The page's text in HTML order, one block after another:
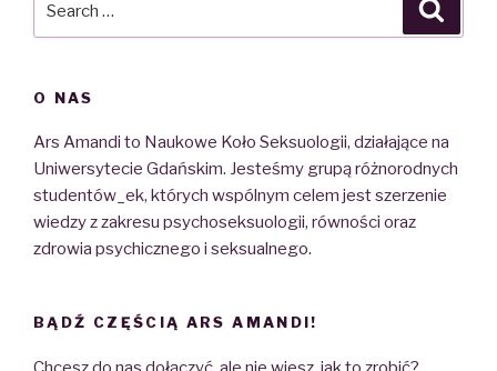
O NAS
Ars Amandi to Naukowe Koło Seksuologii, działające na
Uniwersytecie Gdańskim. Jesteśmy grupą różnorodnych
studentów_ek, których wspólnym celem jest szerzenie
wiedzy z zakresu psychoseksuologii, równości oraz
zdrowia psychicznego i seksualnego.
BĄDŹ CZĘŚCIĄ ARS AMANDI!